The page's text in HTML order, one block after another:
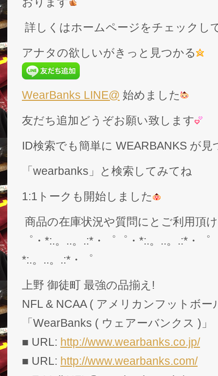
詳しくはホームページをチェックし
アナタの欲しいがきっと見つかる
WearBanks LINE@ 始めました
友だち追加どうぞお願い致します
ID検索でも簡単に WEARBANKS が
「wearbanks」と検索してみてね
1:1トークも開始しました
商品の在庫状況や質問にとご利用頂
゜・*:.。..。.:*・゜゜・*:.。..。.:*・
*:.。..。.:*・゜
上野 御徒町 最強の品揃え!
NFL & NCAA ( アメリカンフットボー
「WearBanks ( ウェアーバンクス )」
■ URL: http://www.wearbanks.co.jp/
■ URL: http://www.wearbanks.com/